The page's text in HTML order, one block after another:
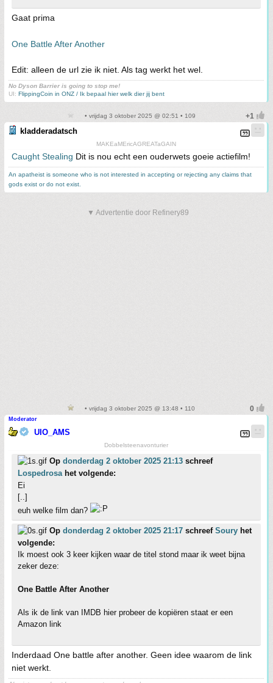
Gaat prima
One Battle After Another
Edit: alleen de url zie ik niet. Als tag werkt het wel.
No Dyson Barrier is going to stop me!
UI: FlippingCoin in ONZ / Ik bepaal hier welk dier jij bent
• vrijdag 3 oktober 2025 @ 02:51 • 109
kladderadatsch
MAKEaMEricAGREATaGAIN
Caught Stealing Dit is nou echt een ouderwets goeie actiefilm!
An apatheist is someone who is not interested in accepting or rejecting any claims that
gods exist or do not exist.
▼ Advertentie door Refinery89
• vrijdag 3 oktober 2025 @ 13:48 • 110
Moderator
UIO_AMS
Dobbelsteenavonturier
Op donderdag 2 oktober 2025 21:13 schreef
Lospedrosa het volgende:
Ei
[..]
euh welke film dan?
Op donderdag 2 oktober 2025 21:17 schreef Soury het
volgende:
Ik moest ook 3 keer kijken waar de titel stond maar ik weet bijna
zeker deze:
One Battle After Another
Als ik de link van IMDB hier probeer de kopiëren staat er een
Amazon link
Inderdaad One battle after another. Geen idee waarom de link
niet werkt.